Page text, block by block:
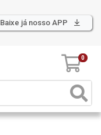
Baixe já nosso APP
0